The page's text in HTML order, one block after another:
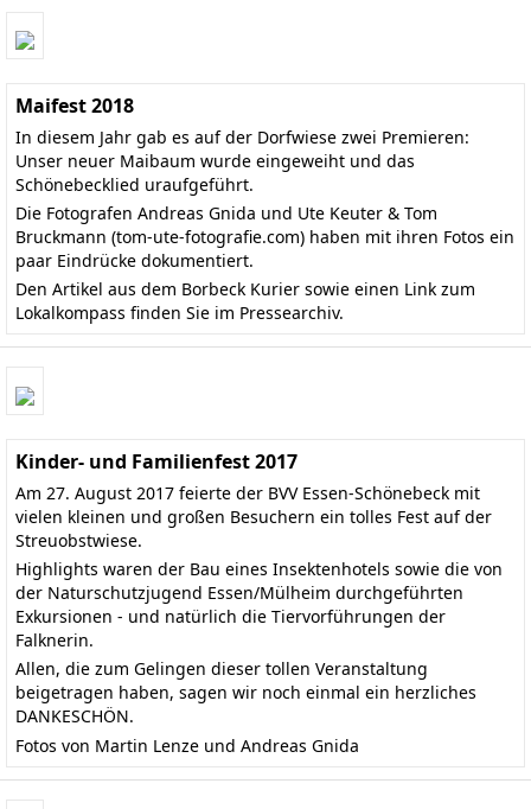
Maifest 2018
In diesem Jahr gab es auf der Dorfwiese zwei Premieren:
Unser neuer Maibaum wurde eingeweiht und das
Schönebecklied uraufgeführt.
Die Fotografen Andreas Gnida und Ute Keuter & Tom
Bruckmann (tom-ute-fotografie.com) haben mit ihren Fotos ein
paar Eindrücke dokumentiert.
Den Artikel aus dem Borbeck Kurier sowie einen Link zum
Lokalkompass finden Sie im Pressearchiv.
Kinder- und Familienfest 2017
Am 27. August 2017 feierte der BVV Essen-Schönebeck mit
vielen kleinen und großen Besuchern ein tolles Fest auf der
Streuobstwiese.
Highlights waren der Bau eines Insektenhotels sowie die von
der Naturschutzjugend Essen/Mülheim durchgeführten
Exkursionen - und natürlich die Tiervorführungen der
Falknerin.
Allen, die zum Gelingen dieser tollen Veranstaltung
beigetragen haben, sagen wir noch einmal ein herzliches
DANKESCHÖN.
Fotos von Martin Lenze und Andreas Gnida